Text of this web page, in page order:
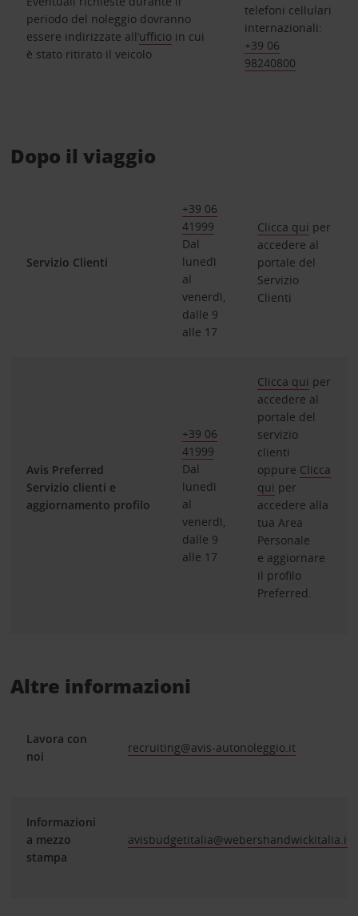
periodo del noleggio dovranno
essere indirizzate all’ufficioin cui
è stato ritirato il veicolo
telefoni cellulari
internazionali:
+39 06
98240800
Dopo il viaggio
Servizio Clienti
+39 06
41999
Dal
lunedì
al
venerdì,
dalle 9
alle 17
Clicca qui per
accedere al
portale del
Servizio
Clienti
Avis Preferred
Servizio clienti e
aggiornamento profilo
+39 06
41999
Dal
lunedì
al
venerdì,
dalle 9
alle 17
Clicca qui per
accedere al
portale del
servizio
clienti
oppure Clicca
qui per
accedere alla
tua Area
Personale
e aggiornare
il profilo
Preferred.
Altre informazioni
Lavora con
noi
recruiting@avis-autonoleggio.it
Informazioni
a mezzo
stampa
avisbudgetitalia@webershandwickitalia.it